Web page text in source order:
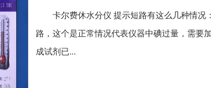
卡尔费休水分仪 提示短路有这么几种情
路，这个是正常情况代表仪器中碘过量，需要
成试剂已...